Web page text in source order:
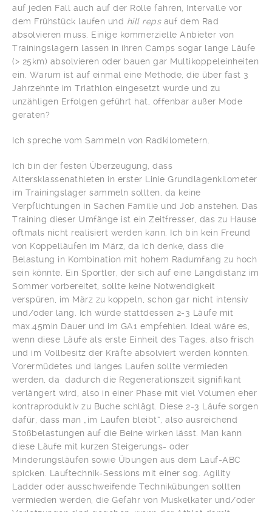
auf jeden Fall auch auf der Rolle fahren, Intervalle vor
dem Frühstück laufen und hill reps auf dem Rad
absolvieren muss. Einige kommerzielle Anbieter von
Trainingslagern lassen in ihren Camps sogar lange Läufe
(> 25km) absolvieren oder bauen gar Multikoppeleinheiten
ein. Warum ist auf einmal eine Methode, die über fast 3
Jahrzehnte im Triathlon eingesetzt wurde und zu
unzähligen Erfolgen geführt hat, offenbar außer Mode
geraten?
Ich spreche vom Sammeln von Radkilometern.
Ich bin der festen Überzeugung, dass
Altersklassenathleten in erster Linie Grundlagenkilometer
im Trainingslager sammeln sollten, da keine
Verpflichtungen in Sachen Familie und Job anstehen. Das
Training dieser Umfänge ist ein Zeitfresser, das zu Hause
oftmals nicht realisiert werden kann. Ich bin kein Freund
von Koppelläufen im März, da ich denke, dass die
Belastung in Kombination mit hohem Radumfang zu hoch
sein könnte. Ein Sportler, der sich auf eine Langdistanz im
Sommer vorbereitet, sollte keine Notwendigkeit
verspüren, im März zu koppeln, schon gar nicht intensiv
und/oder lang. Ich würde stattdessen 2-3 Läufe mit
max.45min Dauer und im GA1 empfehlen. Ideal wäre es,
wenn diese Läufe als erste Einheit des Tages, also frisch
und im Vollbesitz der Kräfte absolviert werden könnten.
Vorermüdetes und langes Laufen sollte vermieden
werden, da dadurch die Regenerationszeit signifikant
verlängert wird, also in einer Phase mit viel Volumen eher
kontraproduktiv zu Buche schlägt. Diese 2-3 Läufe sorgen
dafür, dass man „im Laufen bleibt“, also ausreichend
Stoßbelastungen auf die Beine wirken lässt. Man kann
diese Läufe mit kurzen Steigerungs- oder
Minderungsläufen sowie Übungen aus dem Lauf-ABC
spicken. Lauftechnik-Sessions mit einer sog. Agility
Ladder oder ausschweifende Technikübungen sollten
vermieden werden, die Gefahr von Muskelkater und/oder